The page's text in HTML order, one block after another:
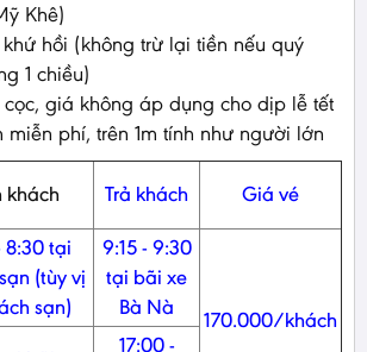
Khê)
hồi (không trừ lại tiền nếu quý
1 chiều)
giá không áp dụng cho dịp lễ tết
miễn phí, trên 1m tính như người lớn
khách Trả khách Giá vé
8:30 tại
(tùy vị
sạn)
9:15 - 9:30
tại bãi xe
Bà Nà
170.000/khách
17:00 -